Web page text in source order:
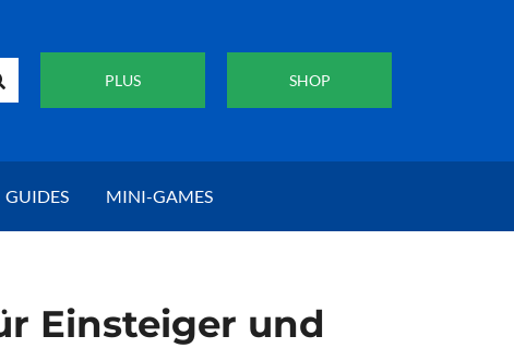
PLUS SHOP
GUIDES MINI-GAMES
Einsteiger und